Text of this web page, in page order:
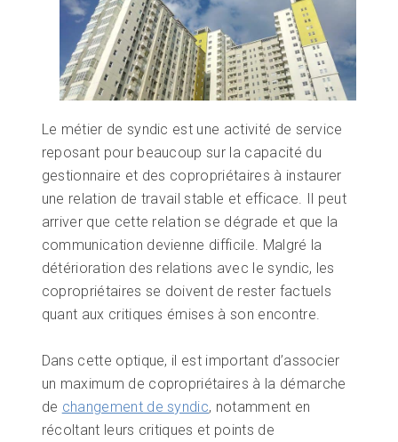
Le métier de syndic est une activité de service
reposant pour beaucoup sur la capacité du
gestionnaire et des copropriétaires à instaurer
une relation de travail stable et efficace. Il peut
arriver que cette relation se dégrade et que la
communication devienne difficile. Malgré la
détérioration des relations avec le syndic, les
copropriétaires se doivent de rester factuels
quant aux critiques émises à son encontre.
Dans cette optique, il est important d’associer
un maximum de copropriétaires à la démarche
de changement de syndic, notamment en
récoltant leurs critiques et points de